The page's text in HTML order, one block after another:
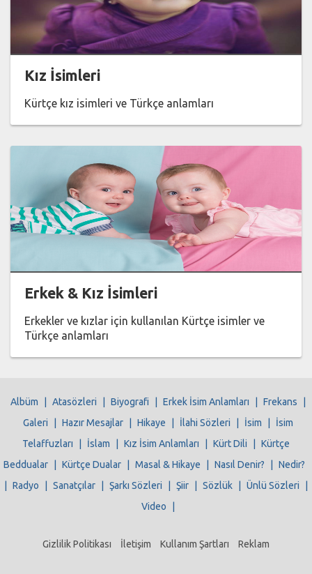
Kız İsimleri
Kürtçe kız isimleri ve Türkçe anlamları
Erkek & Kız İsimleri
Erkekler ve kızlar için kullanılan Kürtçe isimler ve
Türkçe anlamları
Albüm Atasözleri Biyografi Erkek İsim Anlamları Frekans
Galeri
Hazır Mesajlar Hikaye İlahi Sözleri İsim
İsim
Telaffuzları
İslam Kız İsim Anlamları Kürt Dili
Kürtçe
Beddualar
Kürtçe Dualar Masal & Hikaye Nasıl Denir?
Nedir?
Radyo Sanatçılar Şarkı Sözleri Şiir Sözlük Ünlü Sözleri
Video
Gizlilik Politikası İletişim Kullanım Şartları Reklam